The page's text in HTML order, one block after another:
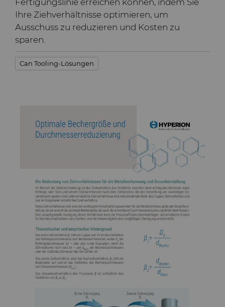
Allgemeine
Verschleißlösungen
Präzisionsmesswerkzeuge
Compax™ PCD
Stanzformrohlinge
DuraNib™ Hartmetall-
Spitzen
6UDPlus Stahlcord-
Drahtziehqualität
Fertigungslinie erreichen können, indem Sie
Ihre Ziehverhältnisse optimieren, um
Ausschuss zu reduzieren und Kosten zu
sparen.
Can Tooling-Lösungen